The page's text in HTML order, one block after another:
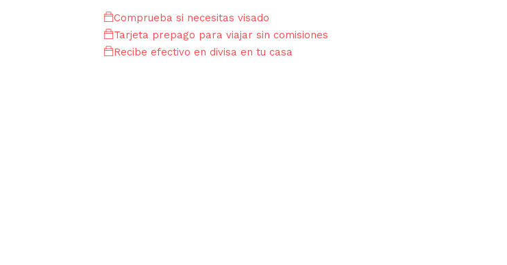
Comprueba si necesitas visado
Tarjeta prepago para viajar sin comisiones
Recibe efectivo en divisa en tu casa